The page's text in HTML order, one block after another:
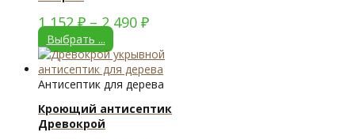
1 152₽–2 490 ₽
Выбрать ...
Антисептик для дерева
Кроющий антисептик
Древокрой